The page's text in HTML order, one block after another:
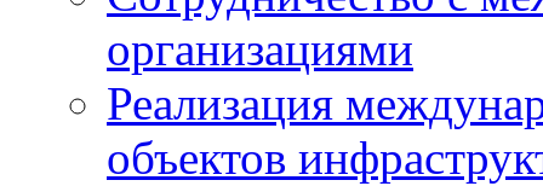
организациями
Реализация
объектов